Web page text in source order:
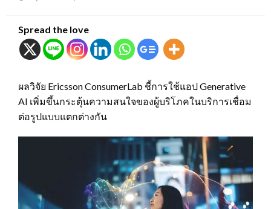
Spread the love
ผลวิจัย Ericsson ConsumerLab ชี้การใช้แอป Generative
AI เพิ่มขึ้นกระตุ้นความสนใจของผู้บริโภคในบริการเชื่อม
ต่อรูปแบบแตกต่างกัน